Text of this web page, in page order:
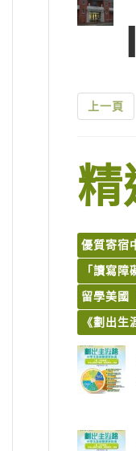
上一頁
精
優質寄宿
「讀寫
留學美國
《劃出